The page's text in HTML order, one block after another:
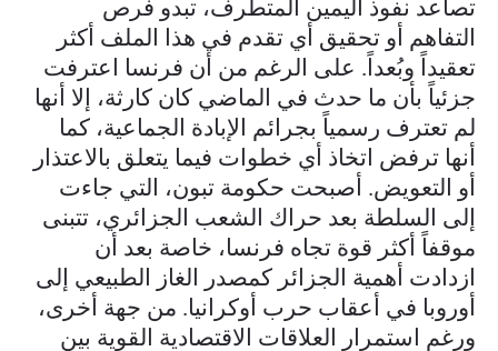
تصاعد نفوذ اليمين المتطرف، تبدو فرص
التفاهم أو تحقيق أي تقدم في هذا الملف أكثر
تعقيداً وبُعداً. على الرغم من أن فرنسا اعترفت
جزئياً بأن ما حدث في الماضي كان كارثة، إلا أنها
لم تعترف رسمياً بجرائم الإبادة الجماعية، كما
أنها ترفض اتخاذ أي خطوات فيما يتعلق بالاعتذار
أو التعويض. أصبحت حكومة تبون، التي جاءت
إلى السلطة بعد حراك الشعب الجزائري، تتبنى
موقفاً أكثر قوة تجاه فرنسا، خاصة بعد أن
ازدادت أهمية الجزائر كمصدر الغاز الطبيعي إلى
أوروبا في أعقاب حرب أوكرانيا. من جهة أخرى،
ورغم استمرار العلاقات الاقتصادية القوية بين